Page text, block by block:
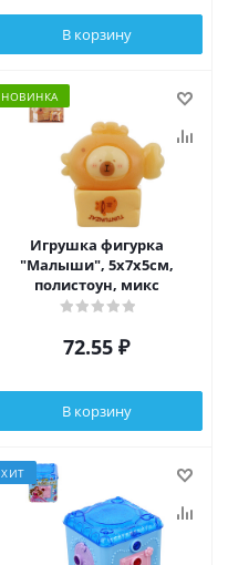
В корзину
НОВИНКА
Игрушка фигурка
"Малыши", 5х7х5см,
полистоун, микс
72.55 ₽
В корзину
ХИТ